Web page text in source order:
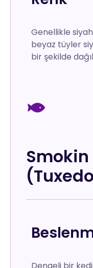
Genellikle
beyaz tüyler
bir şekilde
Dengeli bir